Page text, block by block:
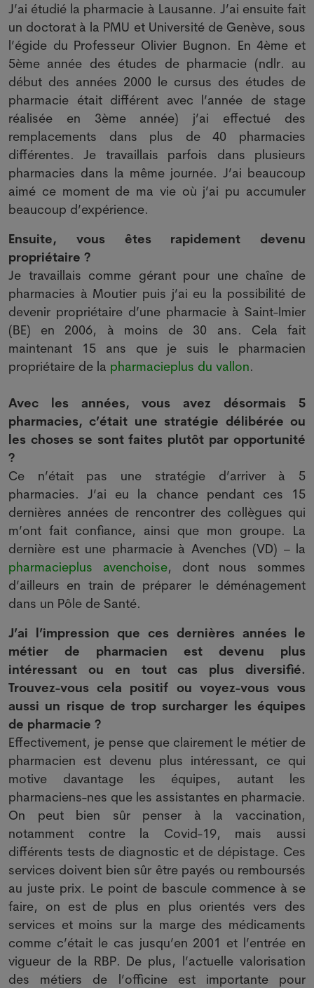
J’ai étudié la pharmacie à Lausanne. J’ai ensuite fait
un doctorat à la PMU et Université de Genève, sous
l’égide du Professeur Olivier Bugnon. En 4ème et
5ème année des études de pharmacie (ndlr. au
début des années 2000 le cursus des études de
pharmacie était différent avec l’année de stage
réalisée en 3ème année) j’ai effectué des
remplacements dans plus de 40 pharmacies
différentes. Je travaillais parfois dans plusieurs
pharmacies dans la même journée. J’ai beaucoup
aimé ce moment de ma vie où j’ai pu accumuler
beaucoup d’expérience.
Ensuite, vous êtes rapidement devenu
propriétaire ?
Je travaillais comme gérant pour une chaîne de
pharmacies à Moutier puis j’ai eu la possibilité de
devenir propriétaire d’une pharmacie à Saint-Imier
(BE) en 2006, à moins de 30 ans. Cela fait
maintenant 15 ans que je suis le pharmacien
propriétaire de la pharmacieplus du vallon.
Avec les années, vous avez désormais 5
pharmacies, c’était une stratégie délibérée ou
les choses se sont faites plutôt par opportunité
?
Ce n’était pas une stratégie d’arriver à 5
pharmacies. J’ai eu la chance pendant ces 15
dernières années de rencontrer des collègues qui
m’ont fait confiance, ainsi que mon groupe. La
dernière est une pharmacie à Avenches (VD) – la
pharmacieplus avenchoise, dont nous sommes
d’ailleurs en train de préparer le déménagement
dans un Pôle de Santé.
J’ai l’impression que ces dernières années le
métier de pharmacien est devenu plus
intéressant ou en tout cas plus diversifié.
Trouvez-vous cela positif ou voyez-vous vous
aussi un risque de trop surcharger les équipes
de pharmacie ?
Effectivement, je pense que clairement le métier de
pharmacien est devenu plus intéressant, ce qui
motive davantage les équipes, autant les
pharmaciens-nes que les assistantes en pharmacie.
On peut bien sûr penser à la vaccination,
notamment contre la Covid-19, mais aussi
différents tests de diagnostic et de dépistage. Ces
services doivent bien sûr être payés ou remboursés
au juste prix. Le point de bascule commence à se
faire, on est de plus en plus orientés vers des
services et moins sur la marge des médicaments
comme c’était le cas jusqu’en 2001 et l’entrée en
vigueur de la RBP. De plus, l’actuelle valorisation
des métiers de l’officine est importante pour